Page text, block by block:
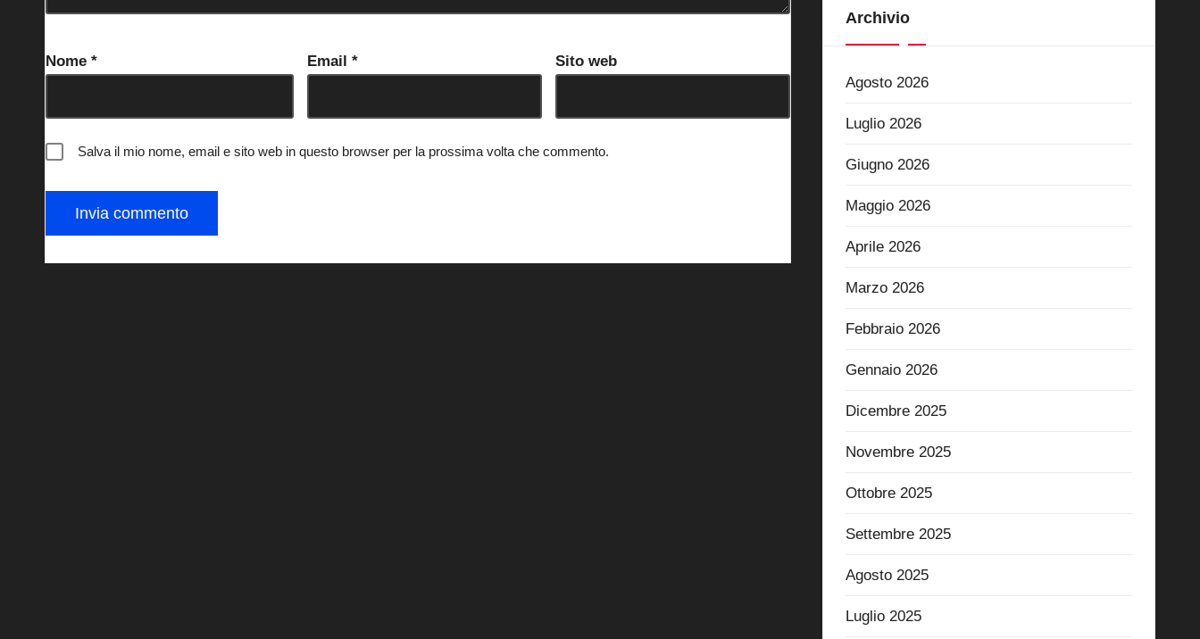
Nome * Email * Sito web
Salva il mio nome, email e sito web in questo browser per la prossima volta che commento.
Archivio
Agosto 2026
Luglio 2026
Giugno 2026
Maggio 2026
Aprile 2026
Marzo 2026
Febbraio 2026
Gennaio 2026
Dicembre 2025
Novembre 2025
Ottobre 2025
Settembre 2025
Agosto 2025
Luglio 2025